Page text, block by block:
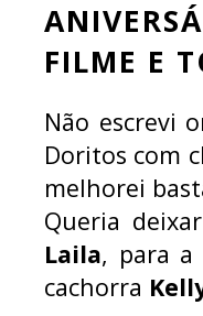
FILME E
Não escrevi
Doritos com
melhorei
Queria
Laila, para a
cachorra